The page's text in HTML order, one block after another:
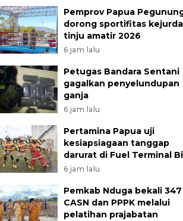
Pemprov Papua
dorong sportifitas kejurda
tinju amatir 2026
6 jam lalu
Petugas Bandara Sentani
gagalkan penyelundupan
ganja
6 jam lalu
Pertamina Papua uji
kesiapsiagaan tanggap
darurat di Fuel Terminal
6 jam lalu
Pemkab Nduga bekali 347
CASN dan PPPK melalui
pelatihan prajabatan